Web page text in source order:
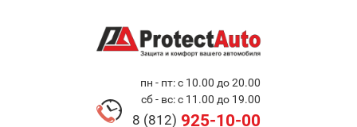
пн - пт: с 10.00 до 20.00
сб - вс: с 11.00 до 19.00
8 (812) 925-10-00